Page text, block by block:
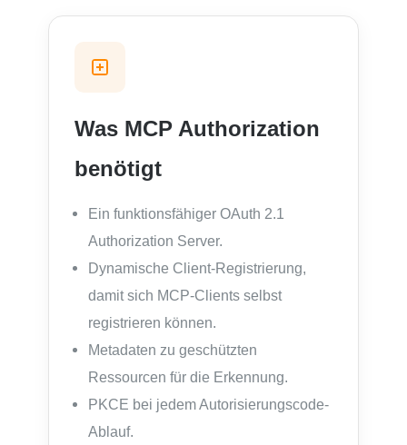
Was MCP Authorization
benötigt
Ein funktionsfähiger OAuth 2.1
Authorization Server.
Dynamische Client-Registrierung,
damit sich MCP-Clients selbst
registrieren können.
Metadaten zu geschützten
Ressourcen für die Erkennung.
PKCE bei jedem Autorisierungscode-
Ablauf.